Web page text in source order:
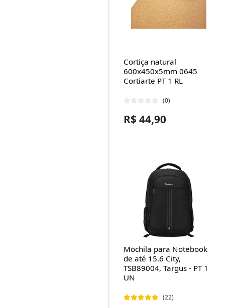
Cortiça natural
600x450x5mm 0645
Cortiarte PT 1 RL
(0)
R$ 44,90
Mochila para Notebook
de até 15.6 City,
TSB89004, Targus - PT 1
UN
(22)